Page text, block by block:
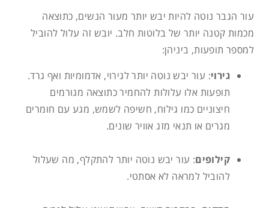
עור הגבר נוטה להיות יבש יותר מעור הנשים, כתוצאה
מכמות קטנה יותר של בלוטות חלב. יובש זה עלול להוביל
למספר תופעות, ביניהן:
גירוי: עור יבש נוטה יותר לגירוי, אדמומיות ואף גרד.
תופעות אלו עלולות להחמיר כתוצאה מגורמים
חיצוניים כמו גילוח, חשיפה לשמש, מגע עם חומרים
מגרים או תנאי מזג אוויר שונים.
קילופים: עור יבש נוטה יותר להתקלף, מה שעלול
להוביל למראה לא אסתטי.